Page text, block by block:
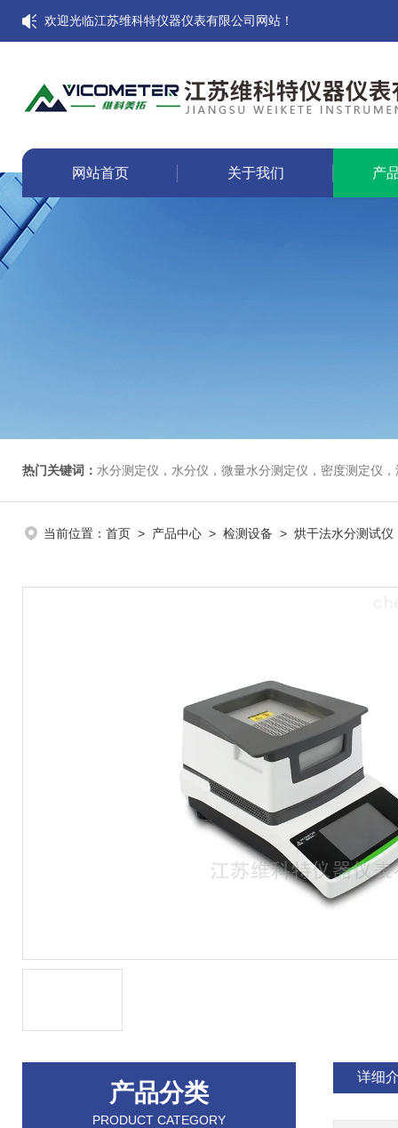
欢迎光临江苏维科特仪器仪表有限公司网站！
网站首页 关于我们 产
热门关键词： 水分测定仪，水分仪，微量水分测定仪，密度测定仪
当前位置： 首页 > 产品中心 > 检测设备 > 烘干法水分测试仪
产品分类
PRODUCT CATEGORY
详细